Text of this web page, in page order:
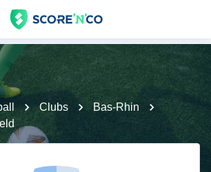
Clubs
Bas-Rhin